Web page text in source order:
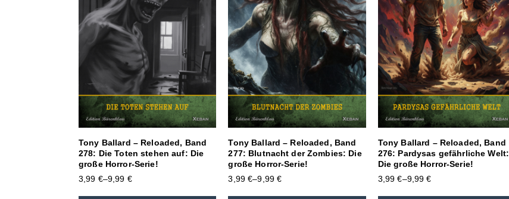
Tony Ballard – Reloaded, Band
278: Die Toten stehen auf: Die
große Horror-Serie!
3,99 €–9,99 €
Tony Ballard – Reloaded, Band
277: Blutnacht der Zombies: Die
große Horror-Serie!
3,99€–9,99€
Tony Ballard – Reloaded, Band
276: Pardysas gefährliche Welt:
Die große Horror-Serie!
3,99€–9,99€